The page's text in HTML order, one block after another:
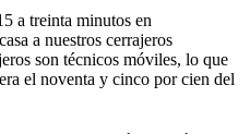
a treinta minutos en
a nuestros cerrajeros
son técnicos móviles, lo que
el noventa y cinco por cien del